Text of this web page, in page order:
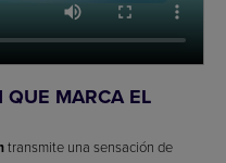
QUE MARCA EL
transmite una sensación de